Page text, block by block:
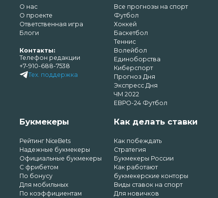
О нас
О проекте
Ответственная игра
Блоги
Контакты:
Телефон редакции
+7-910-688-7538
Тех. поддержка
Все прогнозы на спорт
Футбол
Хоккей
Баскетбол
Теннис
Волейбол
Единоборства
Киберспорт
Прогноз Дня
Экспресс Дня
ЧМ 2022
ЕВРО-24 Футбол
Букмекеры
Рейтинг NiceBets
Надежные букмекеры
Официальные букмекеры
С фрибетом
По бонусу
Для мобильных
По коэффициентам
Как делать ставки
Как побеждать
Стратегия
Букмекеры России
Как работают
букмекерские конторы
Виды ставок на спорт
Для новичков